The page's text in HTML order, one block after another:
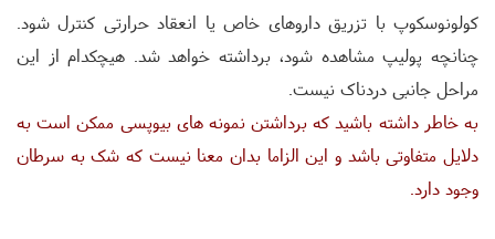
کولونوسکوپ با تزریق داروهای خاص یا انعقاد حرارتی کنترل شود.
چنانچه پولیپ مشاهده شود، برداشته خواهد شد. هیچکدام از این
مراحل جانبی دردناک نیست.
به خاطر داشته باشید که برداشتن نمونه های بیوپسی ممکن است به
دلایل متفاوتی باشد و این الزاما بدان معنا نیست که شک به سرطان
وجود دارد.